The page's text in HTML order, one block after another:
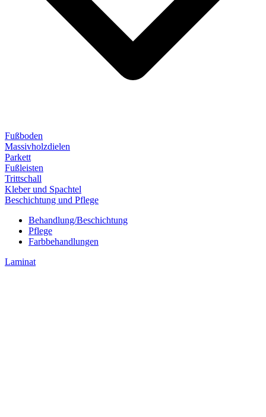
Fußboden
Massivholzdielen
Parkett
Fußleisten
Trittschall
Kleber und Spachtel
Beschichtung und Pflege
Behandlung/Beschichtung
Pflege
Farbbehandlungen
Laminat